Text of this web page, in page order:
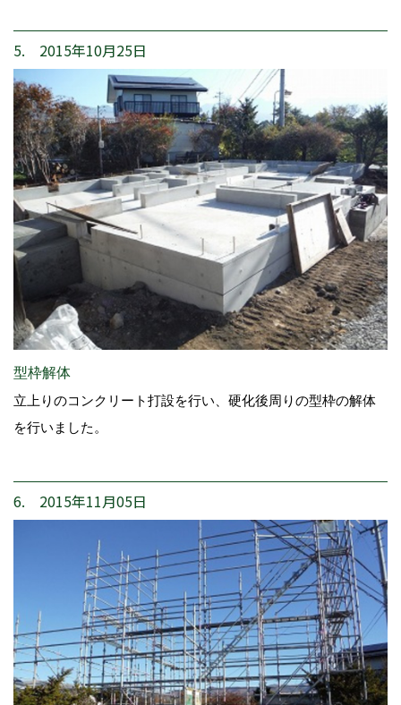
5. 2015年10月25日
型枠解体
立上りのコンクリート打設を行い、硬化後周りの型枠の解体
を行いました。
6. 2015年11月05日